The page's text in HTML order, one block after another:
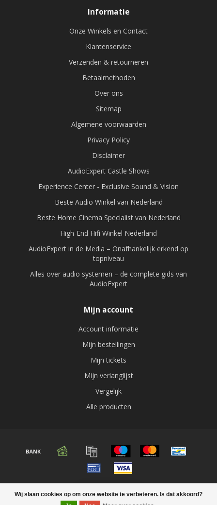
Wij slaan cookies op om onze website te verbeteren. Is dat akkoord?
Informatie
Onze Winkels en Contact
Klantenservice
Verzenden & retourneren
Betaalmethoden
Over ons
Sitemap
Algemene voorwaarden
Privacy Policy
Disclaimer
AudioExpert Castle Shows
Experience Center - Exclusive Sound & Vision
Beste Audio Winkel van Nederland
Beste Home Cinema Specialist van Nederland
High-End Hifi Winkel Nederland
AudioExpert in de Media – Onafhankelijk erkend op
topniveau
Alles over audio systemen – de complete gids van
AudioExpert
Mijn account
Account informatie
Mijn bestellingen
Mijn tickets
Mijn verlanglijst
Vergelijk
Alle producten
© Copyright 2026 Audio expert
FILTERS